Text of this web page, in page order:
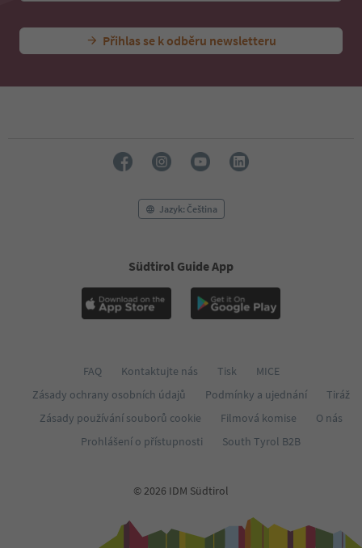
Přihlas se k odběru newsletteru
Jazyk: Čeština
Südtirol Guide App
FAQ Kontaktujte nás Tisk
MICE
Zásady ochrany osobních údajů
Podmínky a ujednání
Tiráž
Zásady používání souborů cookie
Filmová komise
O nás
Prohlášení o přístupnosti
South Tyrol B2B
© 2026 IDM Südtirol